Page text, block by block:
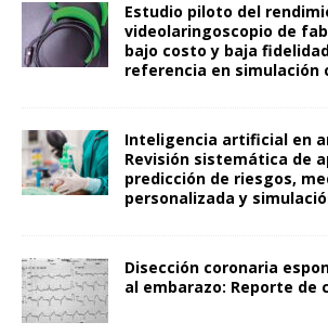
Estudio piloto del
videolaringoscopio de
bajo costo y baja
referencia en simulación
Inteligencia artificial en
Revisión sistemática de
predicción de riesgos,
personalizada y
Disección coronaria
al embarazo: Reporte de